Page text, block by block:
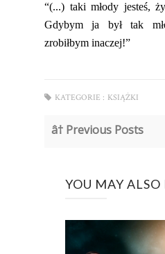
“(...) taki młody jesteś,
Gdybym ja był tak
zrobiłbym inaczej!”
KATEGORIE : KSIĄŻKI
â† Previous Posts
YOU MAY ALSO